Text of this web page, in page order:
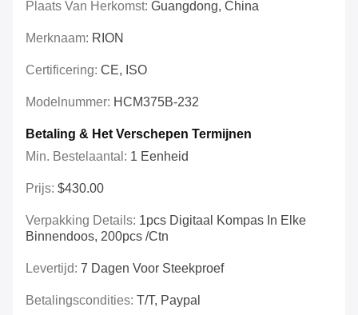
Plaats Van Herkomst: Guangdong, China
Merknaam: RION
Certificering: CE, ISO
Modelnummer: HCM375B-232
Betaling & Het Verschepen Termijnen
Min. Bestelaantal: 1 Eenheid
Prijs: $430.00
Verpakking Details: 1pcs Digitaal Kompas In Elke
Binnendoos, 200pcs /ctn
Levertijd: 7 Dagen Voor Steekproef
Betalingscondities: T/T, Paypal